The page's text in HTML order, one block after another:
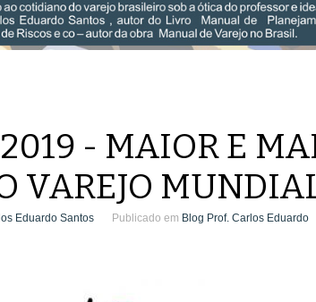
- MAIOR E
VAREJO
Eduardo Santos Publicado em Blog Prof. Carlos Eduardo